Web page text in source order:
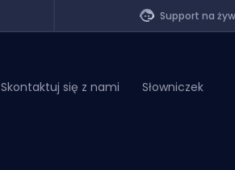
Support na
Skontaktuj się z nami Słowniczek